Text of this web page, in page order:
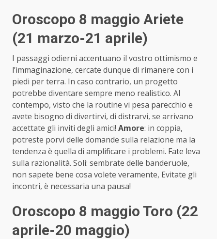
Oroscopo 8 maggio Ariete
(21 marzo-21 aprile)
I passaggi odierni accentuano il vostro ottimismo e
l’immaginazione, cercate dunque di rimanere con i
piedi per terra. In caso contrario, un progetto
potrebbe diventare sempre meno realistico. Al
contempo, visto che la routine vi pesa parecchio e
avete bisogno di divertirvi, di distrarvi, se arrivano
accettate gli inviti degli amici! Amore: in coppia,
potreste porvi delle domande sulla relazione ma la
tendenza è quella di amplificare i problemi. Fate leva
sulla razionalità. Soli: sembrate delle banderuole,
non sapete bene cosa volete veramente, Evitate gli
incontri, è necessaria una pausa!
Oroscopo 8 maggio Toro (22
aprile-20 maggio)